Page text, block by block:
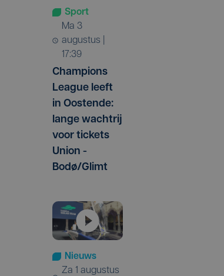
Sport
ma 3
augustus |
17:39
Champions
League leeft
in Oostende:
lange wachtrij
voor tickets
Union -
Bodø/Glimt
Nieuws
za 1 augustus